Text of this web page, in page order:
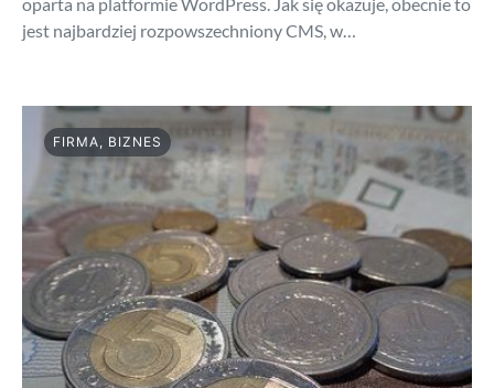
jest najbardziej rozpowszechniony CMS, w…
FIRMA, BIZNES